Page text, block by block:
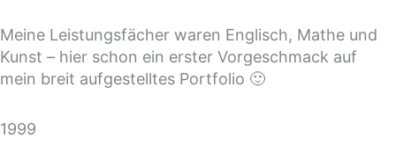
Meine Leistungsfächer waren Englisch, Mathe und
Kunst – hier schon ein erster Vorgeschmack auf
mein breit aufgestelltes Portfolio 🙂
1999